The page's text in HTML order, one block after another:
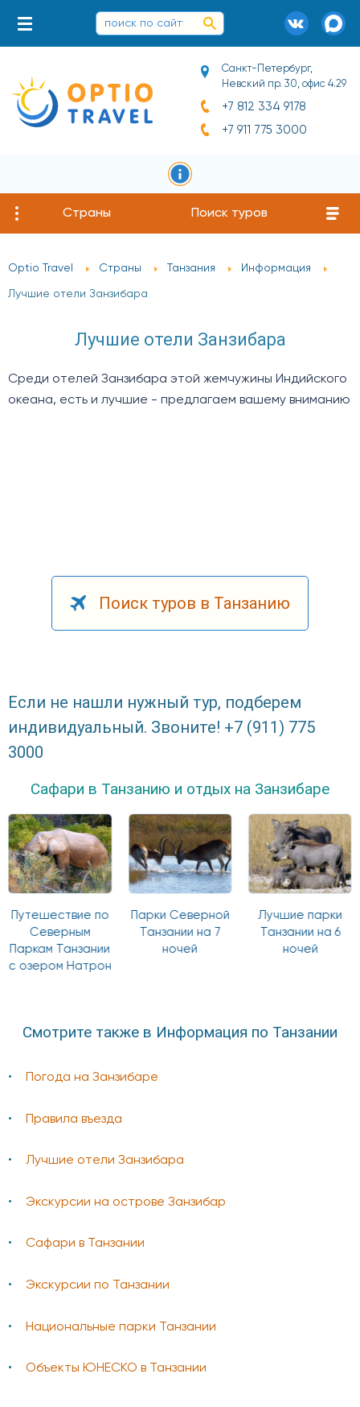
Санкт-Петербург,
Невский пр. 30, офис 4.29
+7 812 334 9178
+7 911 775 3000
Страны Поиск туров
Optio Travel Страны Танзания Информация
Лучшие отели Занзибара
Лучшие отели Занзибара
Среди отелей Занзибара этой жемчужины Индийского
океана, есть и лучшие - предлагаем вашему вниманию
Поиск туров в Танзанию
Если не нашли нужный тур, подберем
индивидуальный. Звоните! +7 (911) 775
3000
Сафари в Танзанию и отдых на Занзибаре
Путешествие по
Северным
Паркам Танзании
с озером Натрон
Парки Северной
Танзании на 7
ночей
Лучшие парки
Танзании на 6
ночей
Смотрите также в Информация по Танзании
Погода на Занзибаре
Правила въезда
Лучшие отели Занзибара
Экскурсии на острове Занзибар
Сафари в Танзании
Экскурсии по Танзании
Национальные парки Танзании
Объекты ЮНЕСКО в Танзании